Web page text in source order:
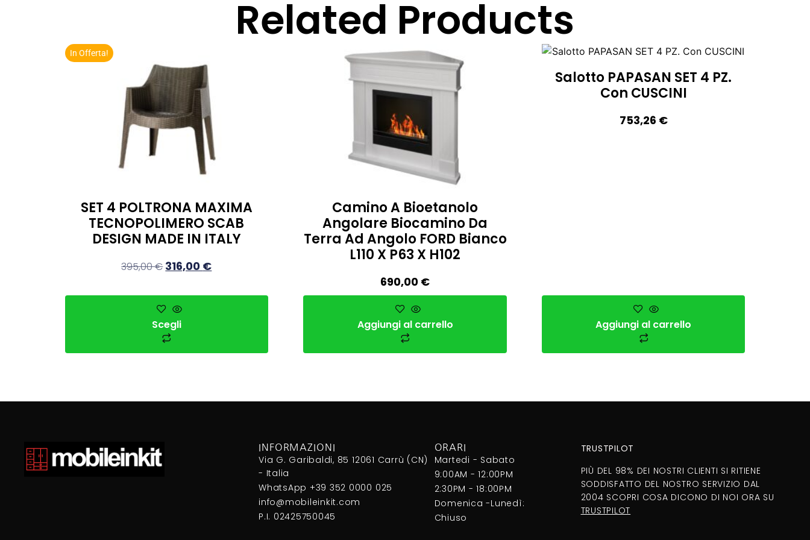
Related Products
In Offerta!
SET 4 POLTRONA MAXIMA
TECNOPOLIMERO SCAB
DESIGN MADE IN ITALY
395,00€ 316,00 €
Scegli
Camino A Bioetanolo
Angolare Biocamino Da
Terra Ad Angolo FORD Bianco
L110 X P63 X H102
690,00 €
Aggiungi al carrello
Salotto PAPASAN SET 4 PZ.
Con CUSCINI
753,26 €
Aggiungi al carrello
INFORMAZIONI
Via G. Garibaldi, 85 12061 Carrù (CN)
- Italia
WhatsApp +39 352 0000 025
info@mobileinkit.com
P.I. 02425750045
ORARI
Martedi - Sabato
9:00AM - 12:00PM
2:30PM - 18:00PM
Domenica -Lunedì:
Chiuso
TRUSTPILOT
PIÙ DEL 98% DEI NOSTRI CLIENTI SI RITIENE
SODDISFATTO DEL NOSTRO SERVIZIO DAL
2004 SCOPRI COSA DICONO DI NOI ORA SU
TRUSTPILOT